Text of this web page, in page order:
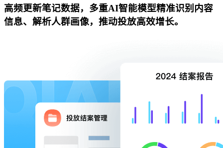
高频更新笔记数据，多重AI智能模型精准识别内容
信息、解析人群画像，推动投放高效增长。